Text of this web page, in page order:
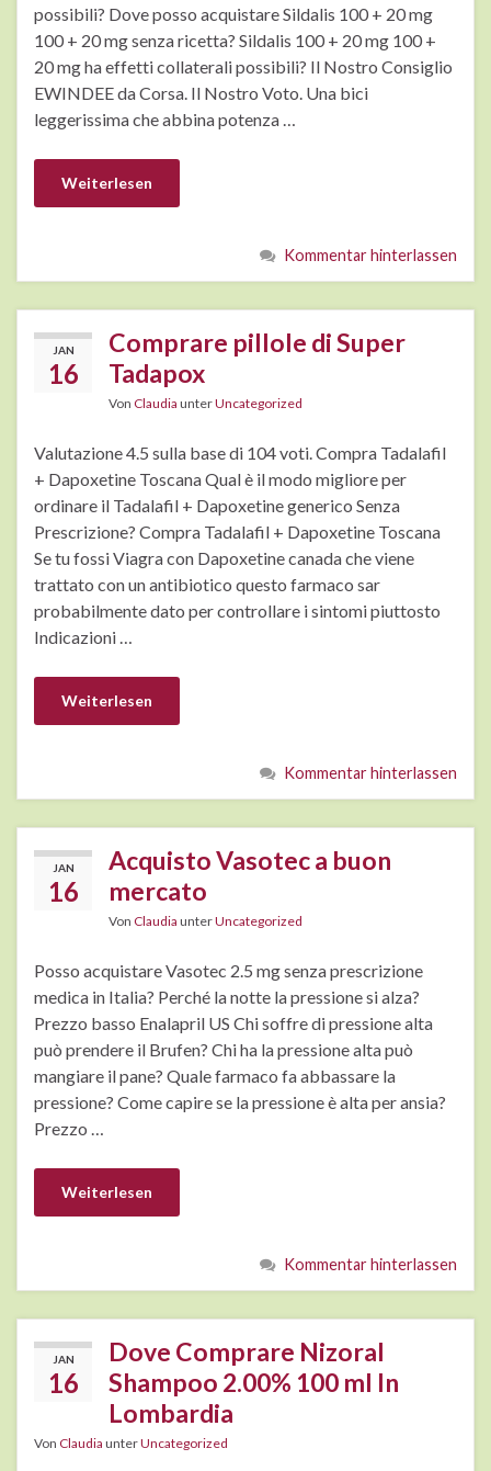
possibili? Dove posso acquistare Sildalis 100 + 20 mg
100 + 20 mg senza ricetta? Sildalis 100 + 20 mg 100 +
20 mg ha effetti collaterali possibili? Il Nostro Consiglio
EWINDEE da Corsa. Il Nostro Voto. Una bici
leggerissima che abbina potenza …
Weiterlesen
Kommentar hinterlassen
JAN
16
Comprare pillole di Super
Tadapox
Von Claudia unterUncategorized
Valutazione 4.5 sulla base di 104 voti. Compra Tadalafil
+ Dapoxetine Toscana Qual è il modo migliore per
ordinare il Tadalafil + Dapoxetine generico Senza
Prescrizione? Compra Tadalafil + Dapoxetine Toscana
Se tu fossi Viagra con Dapoxetine canada che viene
trattato con un antibiotico questo farmaco sar
probabilmente dato per controllare i sintomi piuttosto
Indicazioni …
Weiterlesen
Kommentar hinterlassen
JAN
16
Acquisto Vasotec a buon
mercato
Von Claudia unterUncategorized
Posso acquistare Vasotec 2.5 mg senza prescrizione
medica in Italia? Perché la notte la pressione si alza?
Prezzo basso Enalapril US Chi soffre di pressione alta
può prendere il Brufen? Chi ha la pressione alta può
mangiare il pane? Quale farmaco fa abbassare la
pressione? Come capire se la pressione è alta per ansia?
Prezzo …
Weiterlesen
Kommentar hinterlassen
JAN
16
Dove Comprare Nizoral
Shampoo 2.00% 100 ml In
Lombardia
Von Claudia unterUncategorized